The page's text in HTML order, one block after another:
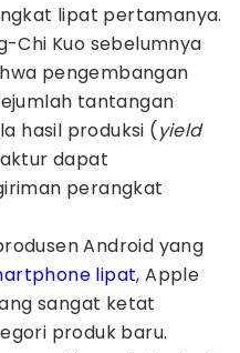
lipat pertamanya.
Chi Kuo sebelumnya
pengembangan
tantangan
hasil produksi (yield
dapat
perangkat
Android yang
lipat, Apple
sangat ketat
produk baru.